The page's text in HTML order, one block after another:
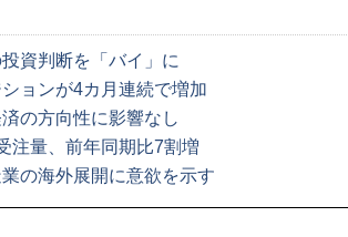
資判断を「バイ」に
ョンが4カ月連続で増加
の方向性に影響なし
注量、前年同期比7割増
の海外展開に意欲を示す